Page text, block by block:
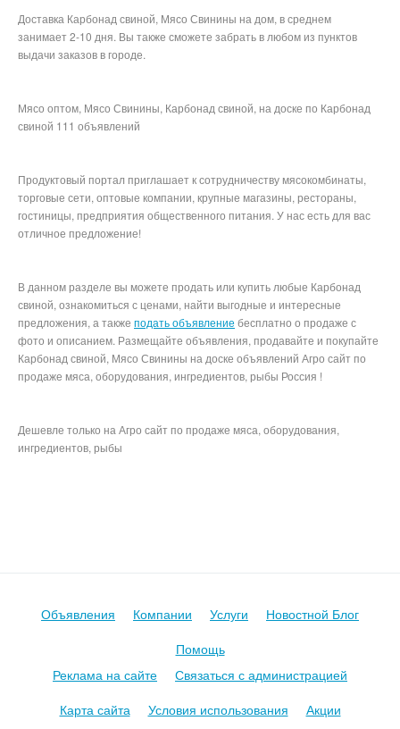
Доставка Карбонад свиной, Мясо Свинины на дом, в среднем
занимает 2-10 дня. Вы также сможете забрать в любом из пунктов
выдачи заказов в городе.
Мясо оптом, Мясо Свинины, Карбонад свиной, на доске по Карбонад
свиной 111 объявлений
Продуктовый портал приглашает к сотрудничеству мясокомбинаты,
торговые сети, оптовые компании, крупные магазины, рестораны,
гостиницы, предприятия общественного питания. У нас есть для вас
отличное предложение!
В данном разделе вы можете продать или купить любые Карбонад
свиной, ознакомиться с ценами, найти выгодные и интересные
предложения, а также подать объявление бесплатно о продаже с
фото и описанием. Размещайте объявления, продавайте и покупайте
Карбонад свиной, Мясо Свинины на доске объявлений Агро сайт по
продаже мяса, оборудования, ингредиентов, рыбы Россия !
Дешевле только на Агро сайт по продаже мяса, оборудования,
ингредиентов, рыбы
Объявления Компании Услуги
Новостной Блог
Помощь
Реклама на сайте
Связаться с администрацией
Карта сайта
Условия использования
Акции